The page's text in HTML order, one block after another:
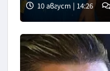
10 август | 14:26